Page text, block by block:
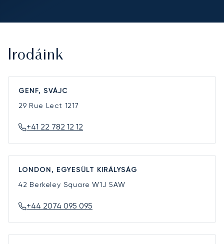
Irodáink
GENF, SVÁJC
29 Rue Lect 1217
+41 22 782 12 12
LONDON, EGYESÜLT KIRÁLYSÁG
42 Berkeley SquareW1J 5AW
+44 2074 095 095